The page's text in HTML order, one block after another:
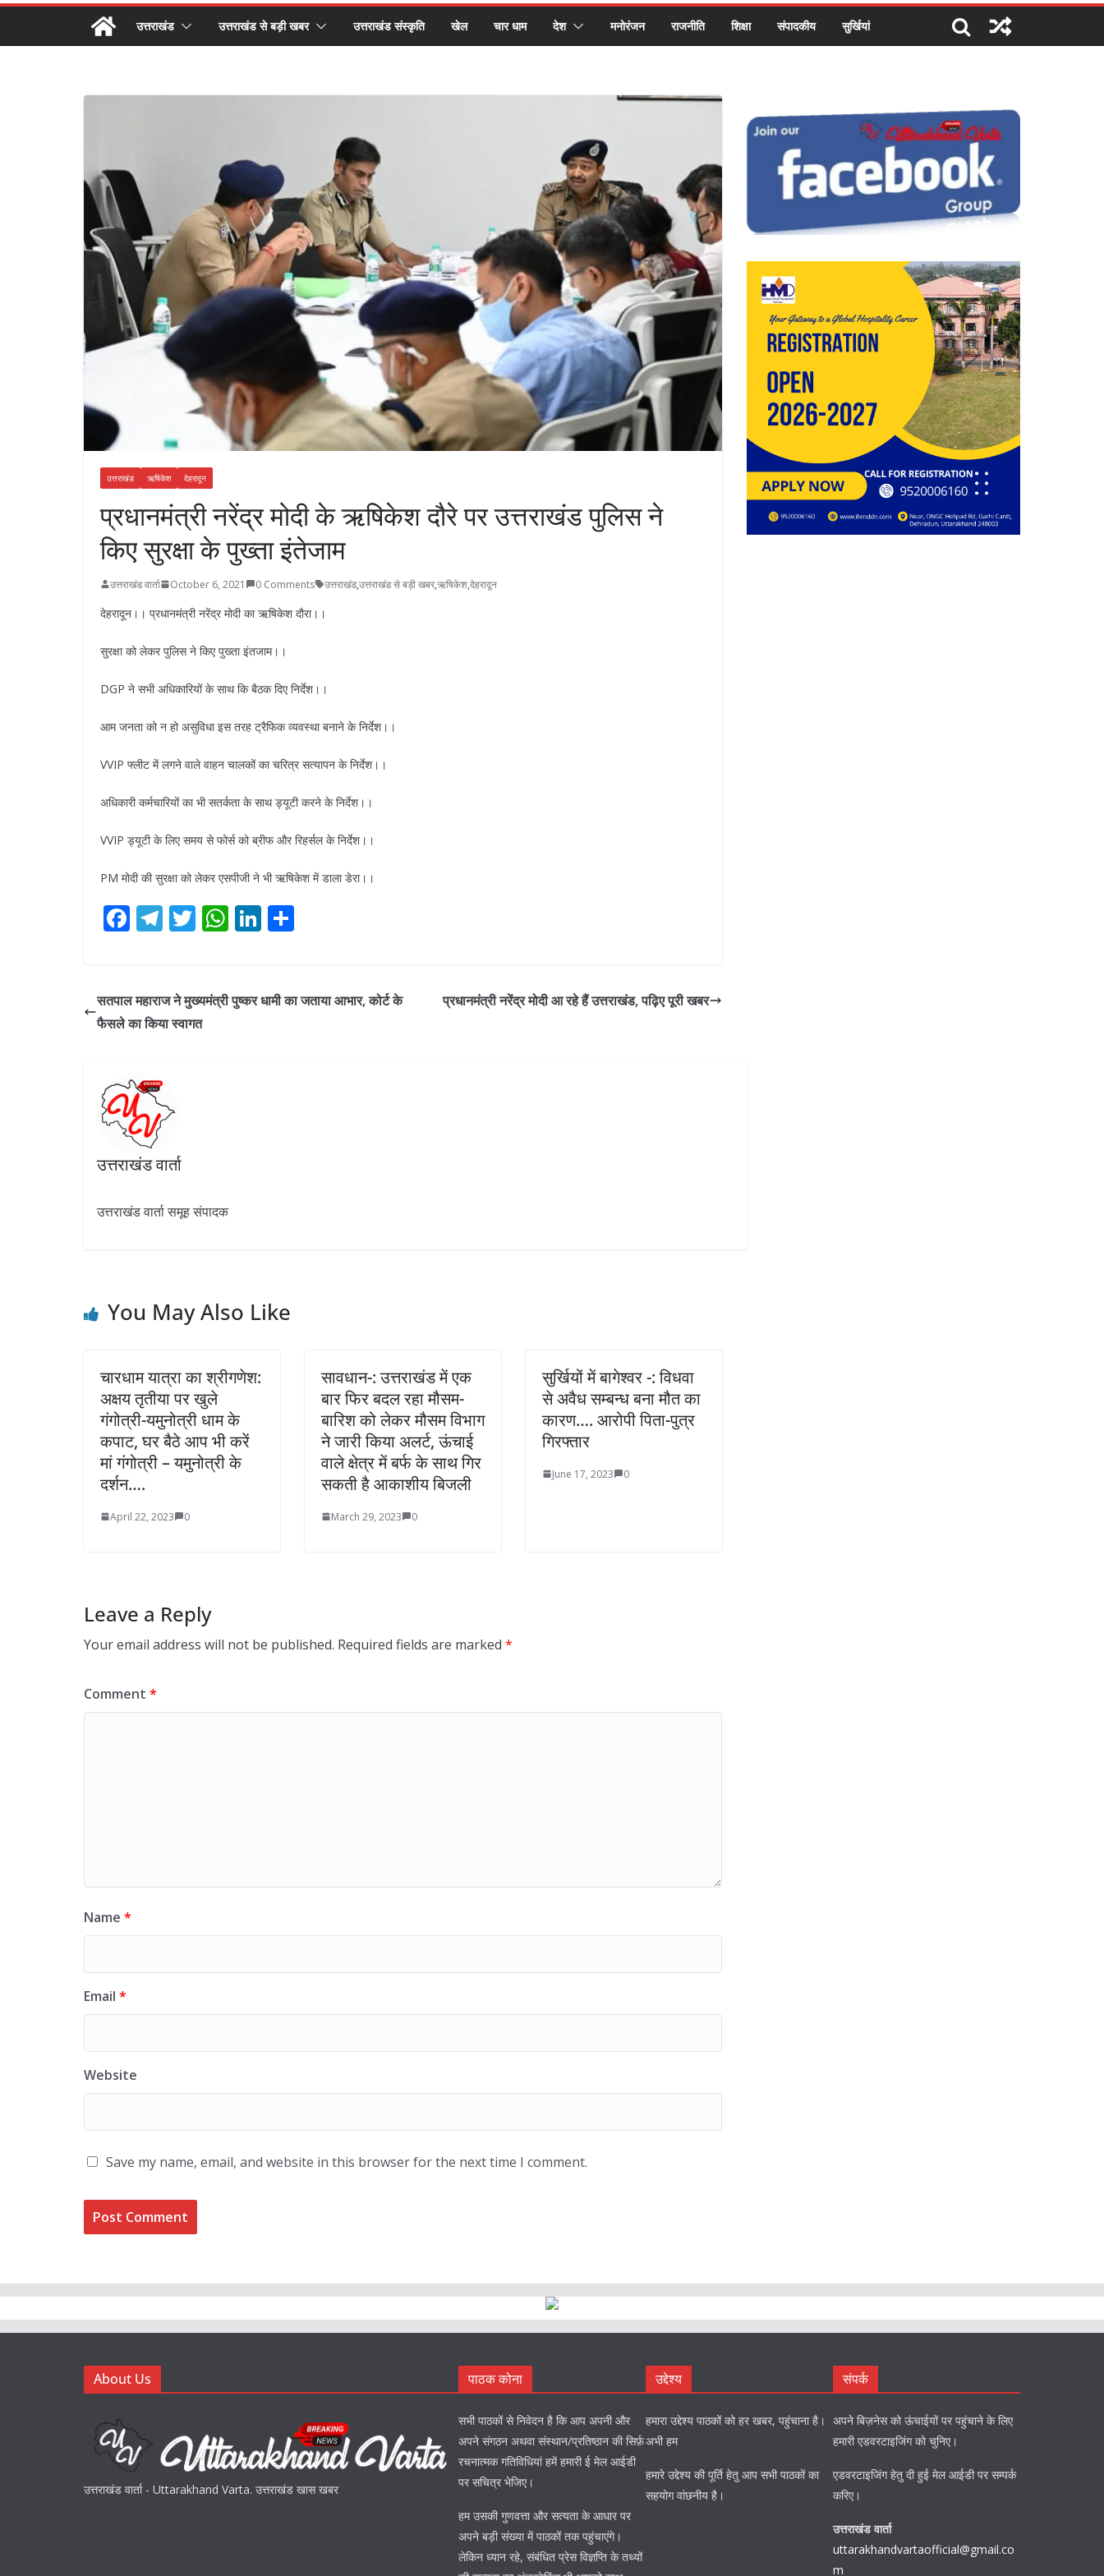
उत्तराखंड उत्तराखंड से बड़ी खबर उत्तराखंड संस्कृति खेल चार धाम देश मनोरंजन राजनीति शिक्षा संपादकीय सुर्खियां
उत्तराखंड ऋषिकेश देहरादून
प्रधानमंत्री नरेंद्र मोदी के ऋषिकेश दौरे पर उत्तराखंड पुलिस ने
किए सुरक्षा के पुख्ता इंतेजाम
उत्तराखंड वार्ता October 6, 2021 0 Comments उत्तराखंड,उत्तराखंड से बड़ी खबर,ऋषिकेश,देहरादून
देहरादून।। प्रधानमंत्री नरेंद्र मोदी का ऋषिकेश दौरा।।
सुरक्षा को लेकर पुलिस ने किए पुख्ता इंतजाम।।
DGP ने सभी अधिकारियों के साथ कि बैठक दिए निर्देश।।
आम जनता को न हो असुविधा इस तरह ट्रैफिक व्यवस्था बनाने के निर्देश।।
VVIP फ्लीट में लगने वाले वाहन चालकों का चरित्र सत्यापन के निर्देश।।
अधिकारी कर्मचारियों का भी सतर्कता के साथ ड्यूटी करने के निर्देश।।
VVIP ड्यूटी के लिए समय से फोर्स को ब्रीफ और रिहर्सल के निर्देश।।
PM मोदी की सुरक्षा को लेकर एसपीजी ने भी ऋषिकेश में डाला डेरा।।
F
b
o
k
T
gr
a
T
er
W
s
Li
e e
सतपाल महाराज ने मुख्यमंत्री पुष्कर धामी का जताया आभार, कोर्ट के
फैसले का किया स्वागत
प्रधानमंत्री नरेंद्र मोदी आ रहे हैं उत्तराखंड, पढ़िए पूरी खबर
उत्तराखंड वार्ता
उत्तराखंड वार्ता समूह संपादक
You May Also Like
चारधाम यात्रा का श्रीगणेश:
अक्षय तृतीया पर खुले
गंगोत्री-यमुनोत्री धाम के
कपाट, घर बैठे आप भी करें
मां गंगोत्री – यमुनोत्री के
दर्शन….
April 22, 2023 0
सावधान-: उत्तराखंड में एक
बार फिर बदल रहा मौसम-
बारिश को लेकर मौसम विभाग
ने जारी किया अलर्ट, ऊंचाई
वाले क्षेत्र में बर्फ के साथ गिर
सकती है आकाशीय बिजली
March 29, 2023 0
सुर्खियों में बागेश्वर -: विधवा
से अवैध सम्बन्ध बना मौत का
कारण…. आरोपी पिता-पुत्र
गिरफ्तार
June 17, 2023 0
Leave a Reply
Your email address will not be published. Required fields are marked *
Comment *
Name *
Email *
Website
Save my name, email, and website in this browser for the next time I comment.
About Us
उत्तराखंड वार्ता - Uttarakhand Varta. उत्तराखंड खास खबर
पाठक कोना
सभी पाठकों से निवेदन है कि आप अपनी और
अपने संगठन अथवा संस्थान/प्रतिष्ठान की सिर्फ़
रचनात्मक गतिविधियां हमें हमारी ई मेल आईडी
पर सचित्र भेजिए।
हम उसकी गुणवत्ता और सत्यता के आधार पर
अपने बड़ी संख्या में पाठकों तक पहुंचाएंगे।
लेकिन ध्यान रहे, संबंधित प्रेस विज्ञप्ति के तथ्यों
उद्देश्य
हमारा उद्देश्य पाठकों को हर खबर, पहुंचाना है।
अभी हम
हमारे उद्देश्य की पूर्ति हेतु आप सभी पाठकों का
सहयोग वांछनीय है।
संपर्क
अपने बिज़नेस को ऊंचाईयों पर पहुंचाने के लिए
हमारी एडवरटाइजिंग को चुनिए।
एडवरटाइजिंग हेतु दी हुई मेल आईडी पर सम्पर्क
करिए।
उत्तराखंड वार्ता
uttarakhandvartaofficial@gmail.co
m